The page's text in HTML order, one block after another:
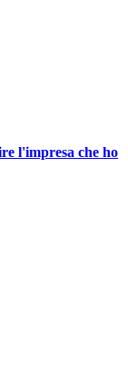
l'impresa che ho